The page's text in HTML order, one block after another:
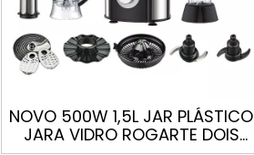
NOVO 500W 1,5L JAR PLÁSTICO
JARA VIDRO ROGARTE DOIS